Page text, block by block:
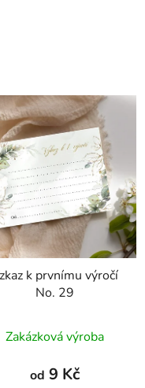
k prvnímu výročí
No. 29
Zakázková výroba
od 9 Kč